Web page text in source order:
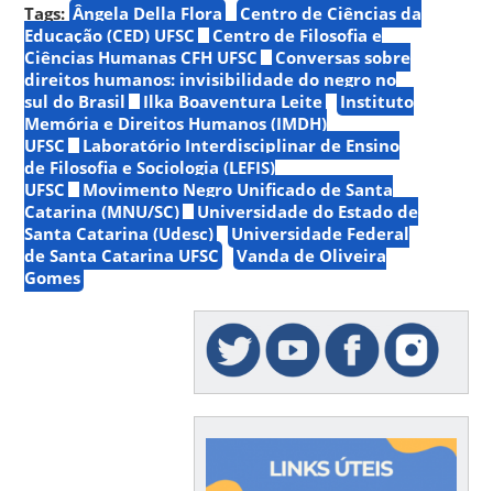
Tags: Ângela Della Flora
Centro de Ciências da
Educação (CED) UFSC
Centro de Filosofia e
Ciências Humanas CFH UFSC
Conversas sobre
direitos humanos: invisibilidade do negro no
sul do Brasil
Ilka Boaventura Leite
Instituto
Memória e Direitos Humanos (IMDH)
UFSC
Laboratório Interdisciplinar de Ensino
de Filosofia e Sociologia (LEFIS)
UFSC
Movimento Negro Unificado de Santa
Catarina (MNU/SC)
Universidade do Estado de
Santa Catarina (Udesc)
Universidade Federal
de Santa Catarina UFSC
Vanda de Oliveira
Gomes